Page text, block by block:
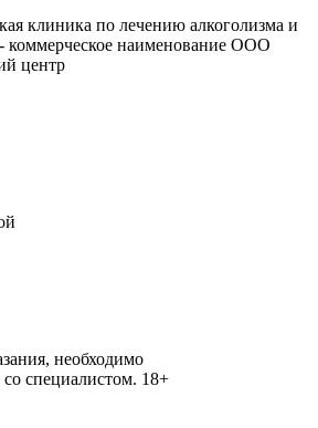
клиника по лечению алкоголизма и
наименование ООО
центр
необходимо
со специалистом. 18+